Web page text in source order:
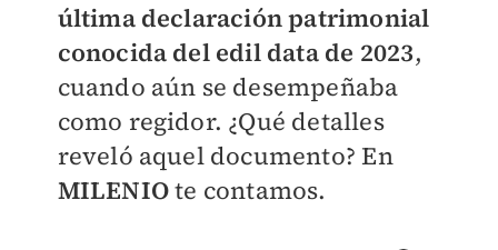
última declaración patrimonial
conocida del edil data de 2023,
cuando aún se desempeñaba
como regidor. ¿Qué detalles
reveló aquel documento? En
MILENIOte contamos.